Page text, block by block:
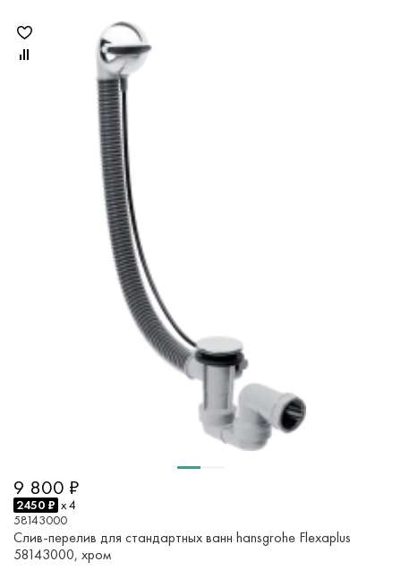
9 800 ₽
2450 ₽ x 4
58143000
Слив-перелив для стандартных ванн hansgrohe Flexaplus
58143000, хром